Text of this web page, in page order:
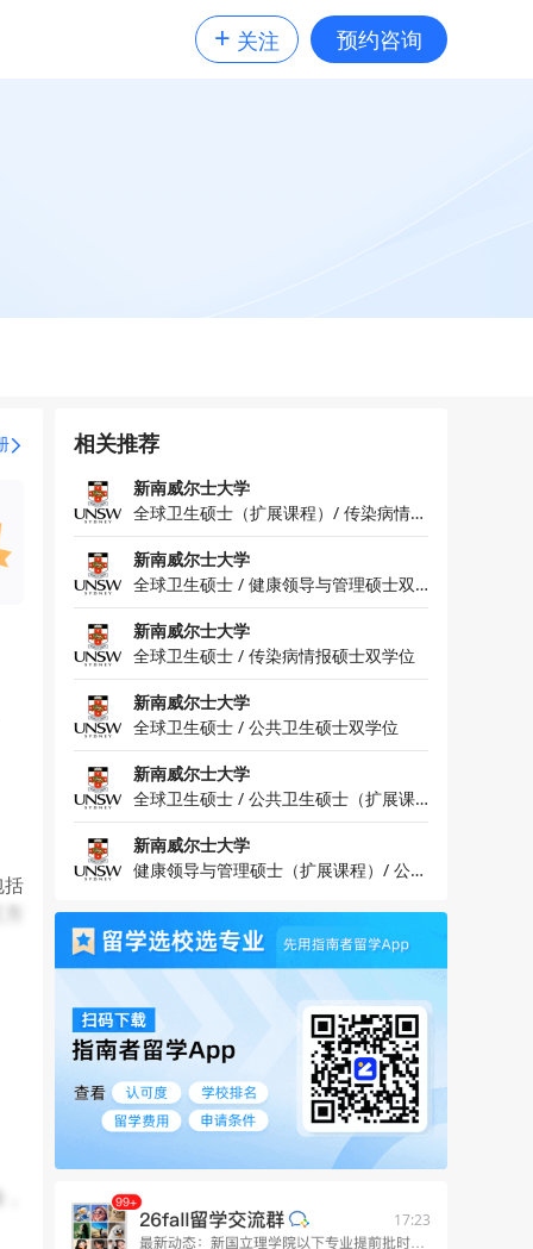
+ 关注 预约咨询
相关推荐
新南威尔士大学
全球卫生硕士（扩展课程）/ 传染病情报
硕士双学位
新南威尔士大学
全球卫生硕士 / 健康领导与管理硕士双
学位
新南威尔士大学
全球卫生硕士 / 传染病情报硕士双学位
新南威尔士大学
全球卫生硕士 / 公共卫生硕士双学位
新南威尔士大学
全球卫生硕士 / 公共卫生硕士（扩展课
程）双学位
新南威尔士大学
健康领导与管理硕士（扩展课程）/ 公共
17:23